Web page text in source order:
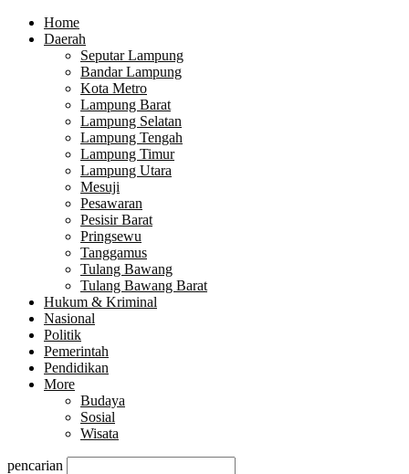
Home
Daerah
Seputar Lampung
Bandar Lampung
Kota Metro
Lampung Barat
Lampung Selatan
Lampung Tengah
Lampung Timur
Lampung Utara
Mesuji
Pesawaran
Pesisir Barat
Pringsewu
Tanggamus
Tulang Bawang
Tulang Bawang Barat
Hukum & Kriminal
Nasional
Politik
Pemerintah
Pendidikan
More
Budaya
Sosial
Wisata
pencarian